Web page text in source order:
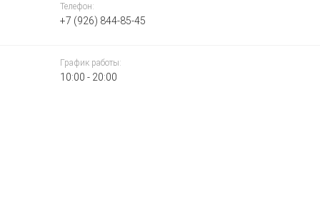
Телефон:
+7 (926) 844-85-45
График работы:
10:00 - 20:00